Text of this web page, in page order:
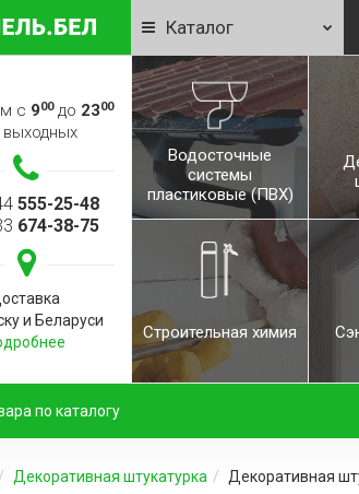
Каталог
с 900до 2300
выходных
555-25-48
674-38-75
и Беларуси
Водосточные
системы
пластиковые (ПВХ)
Строительная химия
Декоративная штукатурка Декоративная